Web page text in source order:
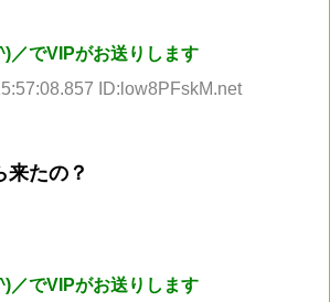
／でVIPがお送りします
ID:low8PFskM.net
来たの？
／でVIPがお送りします